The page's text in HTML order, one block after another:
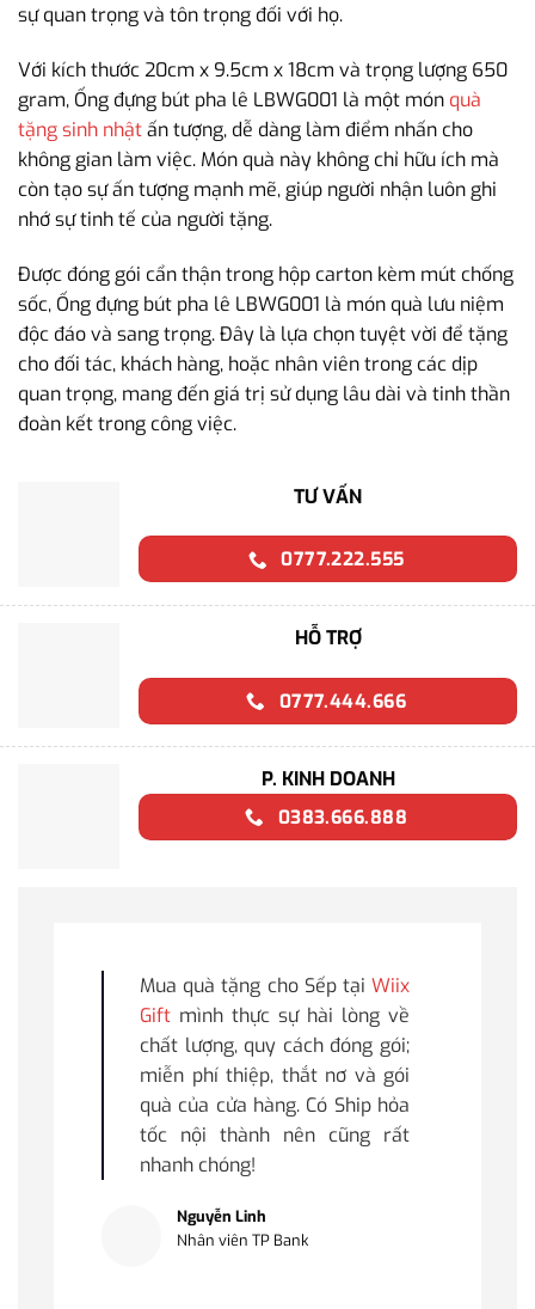
sự quan trọng và tôn trọng đối với họ.
Với kích thước 20cm x 9.5cm x 18cm và trọng lượng 650
gram, Ống đựng bút pha lê LBWG001 là một món quà
tặng sinh nhậtấn tượng, dễ dàng làm điểm nhấn cho
không gian làm việc. Món quà này không chỉ hữu ích mà
còn tạo sự ấn tượng mạnh mẽ, giúp người nhận luôn ghi
nhớ sự tinh tế của người tặng.
Được đóng gói cẩn thận trong hộp carton kèm mút chống
sốc, Ống đựng bút pha lê LBWG001 là món quà lưu niệm
độc đáo và sang trọng. Đây là lựa chọn tuyệt vời để tặng
cho đối tác, khách hàng, hoặc nhân viên trong các dịp
quan trọng, mang đến giá trị sử dụng lâu dài và tinh thần
đoàn kết trong công việc.
TƯ VẤN
0777.222.555
HỖ TRỢ
0777.444.666
P. KINH DOANH
0383.666.888
Mua quà tặng cho Sếp tại Wiix
Gift mình thực sự hài lòng về
chất lượng, quy cách đóng gói;
miễn phí thiệp, thắt nơ và gói
quà của cửa hàng. Có Ship hỏa
tốc nội thành nên cũng rất
nhanh chóng!
Nguyễn Linh
Nhân viên TP Bank